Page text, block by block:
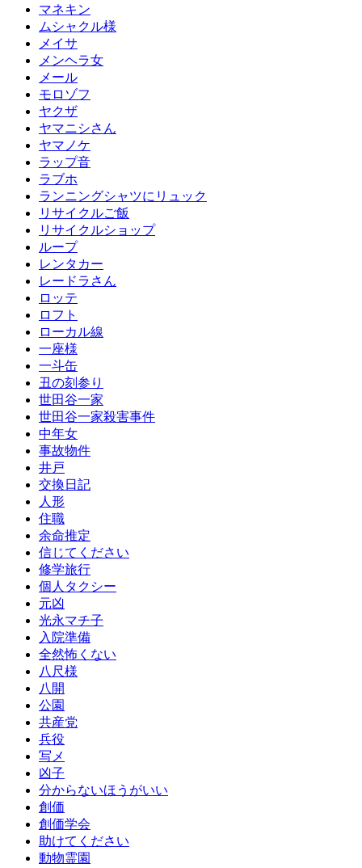
マネキン
ムシャクル様
メイサ
メンヘラ女
メール
モロゾフ
ヤクザ
ヤマニシさん
ヤマノケ
ラップ音
ラブホ
ランニングシャツにリュック
リサイクルご飯
リサイクルショップ
ループ
レンタカー
レードラさん
ロッテ
ロフト
ローカル線
一座様
一斗缶
丑の刻参り
世田谷一家
世田谷一家殺害事件
中年女
事故物件
井戸
交換日記
人形
住職
余命推定
信じてください
修学旅行
個人タクシー
元凶
光永マチ子
入院準備
全然怖くない
八尺様
八開
公園
共産党
兵役
写メ
凶子
分からないほうがいい
創価
創価学会
助けてください
動物霊園